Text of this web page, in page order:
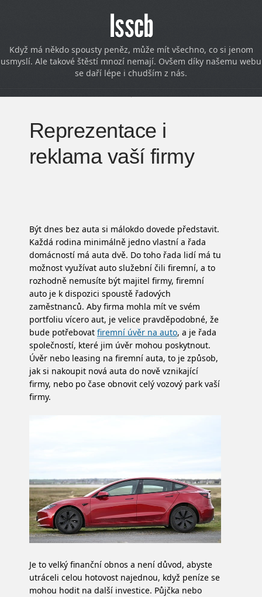
Isscb
Když má někdo spousty peněz, může mít všechno, co si jenom
usmyslí. Ale takové štěstí mnozí nemají. Ovšem díky našemu webu
se daří lépe i chudším z nás.
Reprezentace i
reklama vaší firmy
Být dnes bez auta si málokdo dovede představit.
Každá rodina minimálně jedno vlastní a řada
domácností má auta dvě. Do toho řada lidí má tu
možnost využívat auto služební čili firemní, a to
rozhodně nemusíte být majitel firmy, firemní
auto je k dispozici spoustě řadových
zaměstnanců. Aby firma mohla mít ve svém
portfoliu vícero aut, je velice pravděpodobné, že
bude potřebovat firemní úvěr na auto, a je řada
společností, které jim úvěr mohou poskytnout.
Úvěr nebo leasing na firemní auta, to je způsob,
jak si nakoupit nová auta do nově vznikající
firmy, nebo po čase obnovit celý vozový park vaší
firmy.
Je to velký finanční obnos a není důvod, abyste
utráceli celou hotovost najednou, když peníze se
mohou hodit na další investice. Půjčka nebo